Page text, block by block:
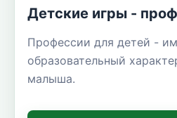
Детские игры -
Профессии для детей -
образовательный
малыша.